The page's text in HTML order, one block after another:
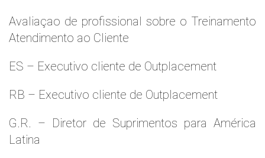
Avaliaçao de profissional sobre o Treinamento
Atendimento ao Cliente
ES – Executivo cliente de Outplacement
RB – Executivo cliente de Outplacement
G.R. – Diretor de Suprimentos para América
Latina